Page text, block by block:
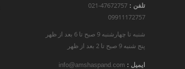
تلفن : 021-47672757
09911172757
شنبه تا چهارشنبه 9 صبح تا 6 بعد از ظهر
پنج شنبه 9 صبح تا 2 بعد از ظهر
ایمیل : info@amshaspand.com